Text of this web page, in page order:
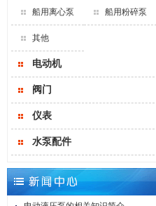
船用离心泵 船用粉碎泵
其他
电动机
阀门
仪表
水泵配件